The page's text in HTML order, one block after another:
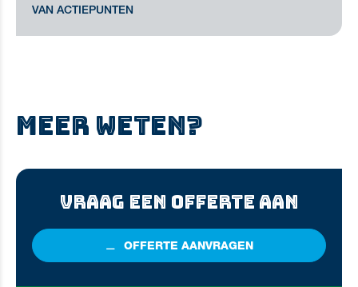
VAN ACTIEPUNTEN
MEER WETEN?
VRAAG EEN OFFERTE AAN
OFFERTE AANVRAGEN